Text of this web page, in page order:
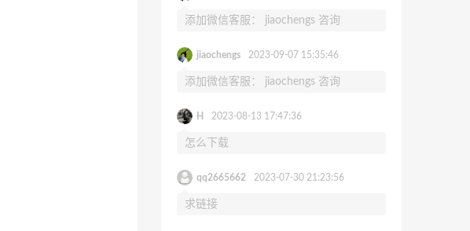
添加微信客服： jiaochengs 咨询
jiaochengs 2023-09-07 15:35:46
添加微信客服： jiaochengs 咨询
H 2023-08-13 17:47:36
怎么下载
qq2665662 2023-07-30 21:23:56
求链接